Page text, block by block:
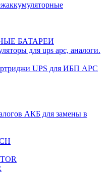
БАТАРЕИ
для ups apc, аналоги.
UPS для ИБП APC
АКБ для замены в